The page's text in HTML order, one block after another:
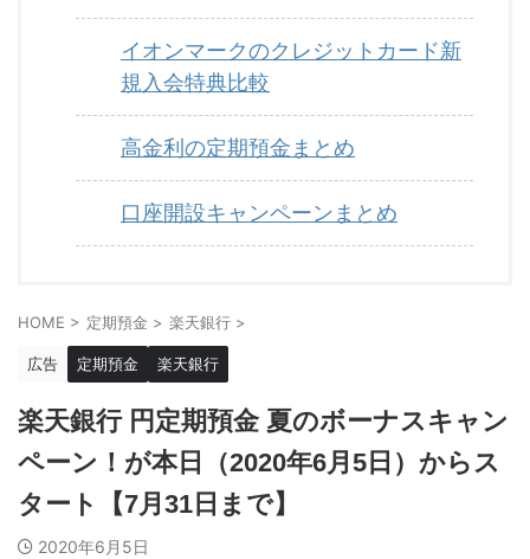
イオンマークのクレジットカード新
規入会特典比較
高金利の定期預金まとめ
口座開設キャンペーンまとめ
HOME > 定期預金 > 楽天銀行 >
広告 定期預金 楽天銀行
楽天銀行 円定期預金 夏のボーナスキャン
ペーン！が本日（2020年6月5日）からス
タート【7月31日まで】
2020年6月5日